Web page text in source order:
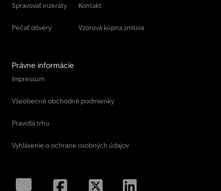
Spravovať inzeráty
Pečať dôvery
Kontakt
Vzorová kúpna zmluva
Právne informácie
Impressum
Všeobecné obchodné podmienky
Pravidlá trhu
Vyhlásenie o ochrane osobných údajov